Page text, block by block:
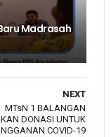
Madrasah
NEXT
MTsN 1 BALANGAN
DONASI UNTUK
COVID-19